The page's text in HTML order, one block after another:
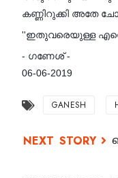
കണ്ണിറുക്കി അതേ
''ഇതുവരെയുള്ള
- ഗണേശ് -
06-06-2019
GANESH